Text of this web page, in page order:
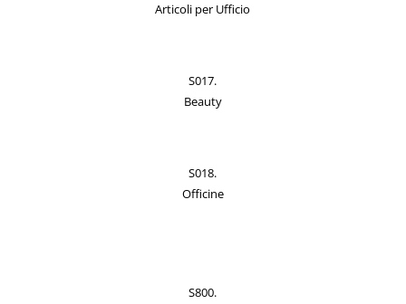
Articoli per Ufficio
S017.
Beauty
S018.
Officine
S800.